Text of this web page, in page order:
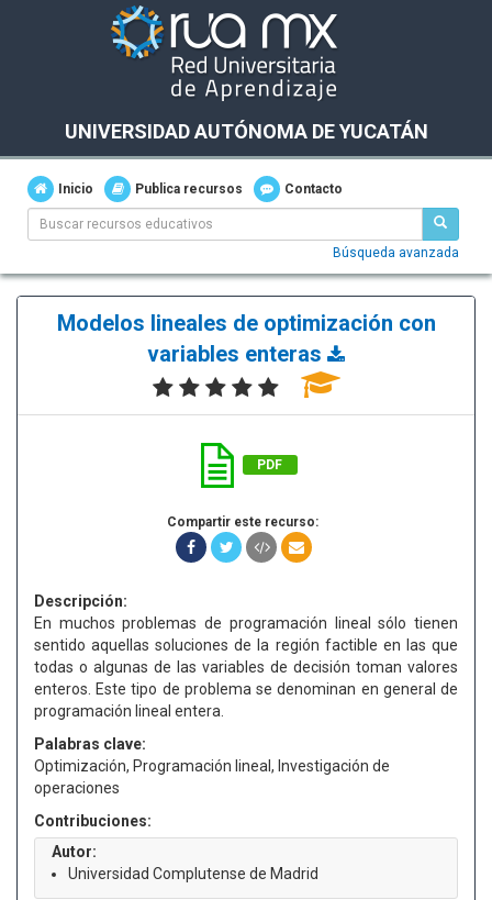
UNIVERSIDAD AUTÓNOMA DE YUCATÁN
Inicio Publica recursos Contacto
Búsqueda avanzada
Modelos lineales de optimización con
variables enteras
PDF
Compartir este recurso:
Descripción:
En muchos problemas de programación lineal sólo tienen
sentido aquellas soluciones de la región factible en las que
todas o algunas de las variables de decisión toman valores
enteros. Este tipo de problema se denominan en general de
programación lineal entera.
Palabras clave:
Optimización, Programación lineal, Investigación de
operaciones
Contribuciones:
Autor:
Universidad Complutense de Madrid